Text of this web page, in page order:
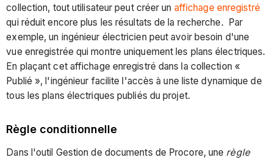
enregistrée
collection, tout utilisateur peut créer un affichage enregistré
qui réduit encore plus les résultats de la recherche. Par
exemple, un ingénieur électricien peut avoir besoin d'une
vue enregistrée qui montre uniquement les plans électriques.
En plaçant cet affichage enregistré dans la collection «
Publié », l'ingénieur facilite l'accès à une liste dynamique de
tous les plans électriques publiés du projet.
Règle conditionnelle
Dans l'outil Gestion de documents de Procore, une règle